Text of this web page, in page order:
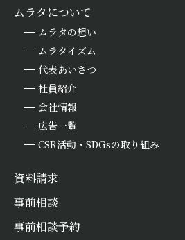
ムラタについて
ムラタの想い
ムラタイズム
代表あいさつ
社員紹介
会社情報
広告一覧
CSR活動・SDGsの取り組み
資料請求
事前相談
事前相談予約